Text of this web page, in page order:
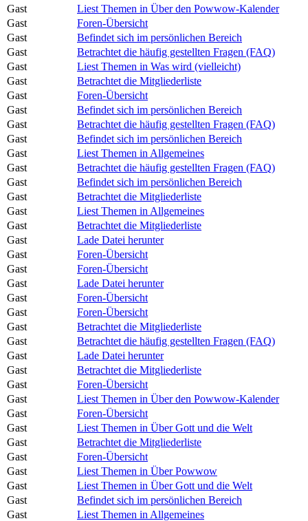
Gast
Liest Themen in Über den Powwow-Kalender
Gast
Foren-Übersicht
Gast
Befindet sich im persönlichen Bereich
Gast
Betrachtet die häufig gestellten Fragen (FAQ)
Gast
Liest Themen in Was wird (vielleicht)
Gast
Betrachtet die Mitgliederliste
Gast
Foren-Übersicht
Gast
Befindet sich im persönlichen Bereich
Gast
Betrachtet die häufig gestellten Fragen (FAQ)
Gast
Befindet sich im persönlichen Bereich
Gast
Liest Themen in Allgemeines
Gast
Betrachtet die häufig gestellten Fragen (FAQ)
Gast
Befindet sich im persönlichen Bereich
Gast
Betrachtet die Mitgliederliste
Gast
Liest Themen in Allgemeines
Gast
Betrachtet die Mitgliederliste
Gast
Lade Datei herunter
Gast
Foren-Übersicht
Gast
Foren-Übersicht
Gast
Lade Datei herunter
Gast
Foren-Übersicht
Gast
Foren-Übersicht
Gast
Betrachtet die Mitgliederliste
Gast
Betrachtet die häufig gestellten Fragen (FAQ)
Gast
Lade Datei herunter
Gast
Betrachtet die Mitgliederliste
Gast
Foren-Übersicht
Gast
Liest Themen in Über den Powwow-Kalender
Gast
Foren-Übersicht
Gast
Liest Themen in Über Gott und die Welt
Gast
Betrachtet die Mitgliederliste
Gast
Foren-Übersicht
Gast
Liest Themen in Über Powwow
Gast
Liest Themen in Über Gott und die Welt
Gast
Befindet sich im persönlichen Bereich
Gast
Liest Themen in Allgemeines